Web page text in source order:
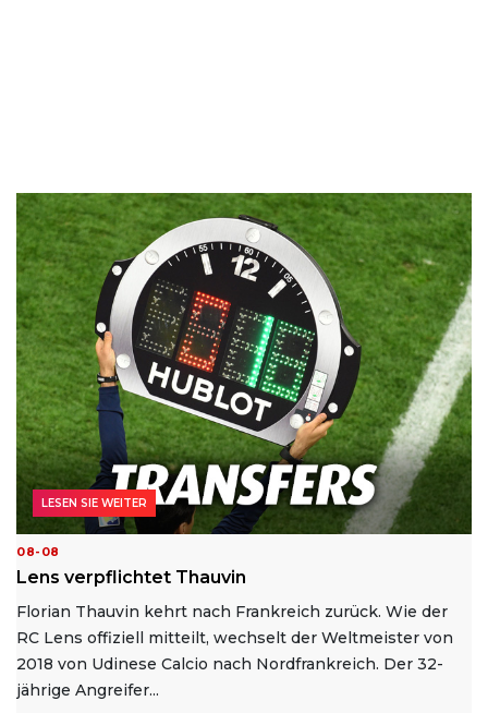
08-08
Lens verpflichtet Thauvin
Florian Thauvin kehrt nach Frankreich zurück. Wie der
RC Lens offiziell mitteilt, wechselt der Weltmeister von
2018 von Udinese Calcio nach Nordfrankreich. Der 32-
jährige Angreifer...
LESEN SIE WEITER